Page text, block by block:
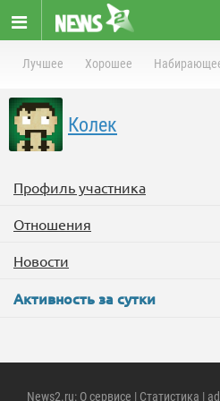
Лучшее Хорошее
Колек
Профиль участника
Отношения
Новости
Активность за сутки
News2.ru: О сервисе | Статистика |